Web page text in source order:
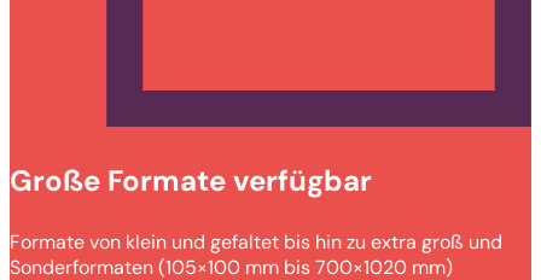
Große Formate verfügbar
Formate von klein und gefaltet bis hin zu extra groß und
Sonderformaten (105×100 mm bis 700×1020 mm)